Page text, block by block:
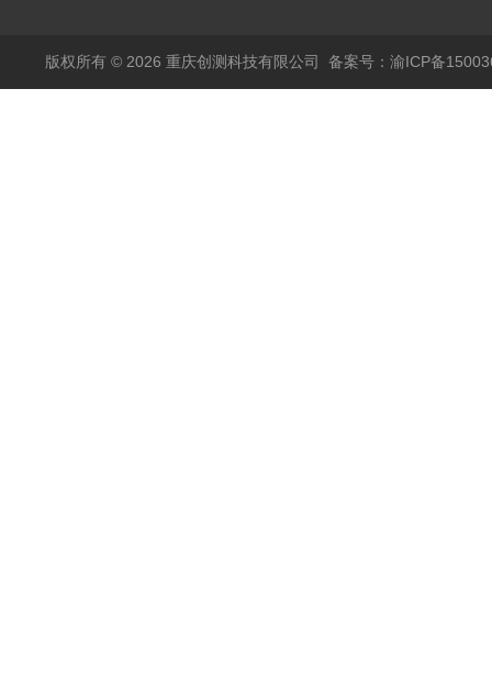
版权所有 © 2026 重庆创测科技有限公司 备案号：渝ICP备